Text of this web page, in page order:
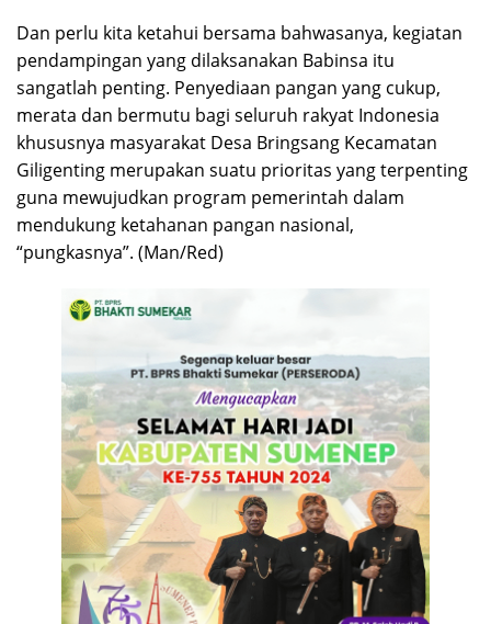
Dan perlu kita ketahui bersama bahwasanya, kegiatan
pendampingan yang dilaksanakan Babinsa itu
sangatlah penting. Penyediaan pangan yang cukup,
merata dan bermutu bagi seluruh rakyat Indonesia
khususnya masyarakat Desa Bringsang Kecamatan
Giligenting merupakan suatu prioritas yang terpenting
guna mewujudkan program pemerintah dalam
mendukung ketahanan pangan nasional,
“pungkasnya”. (Man/Red)